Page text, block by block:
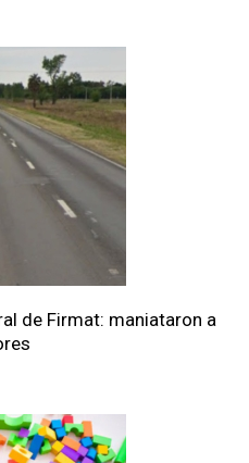
de Firmat: maniataron a